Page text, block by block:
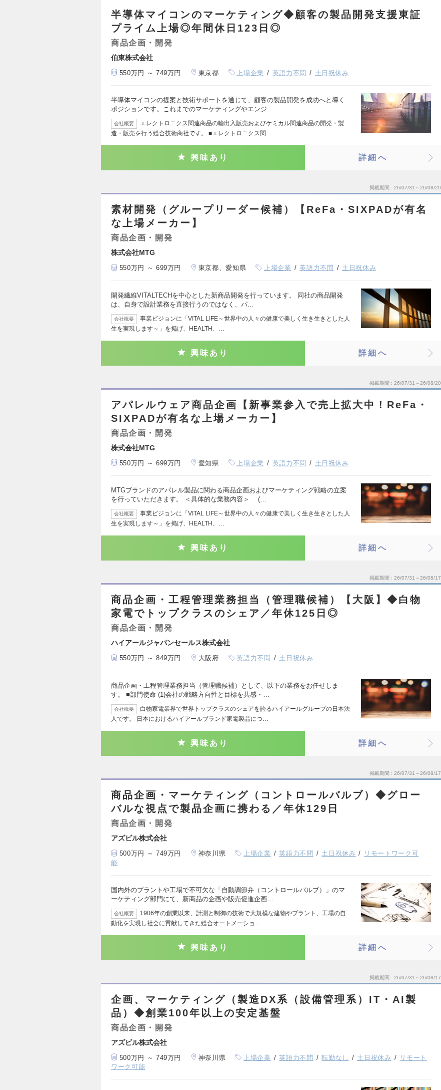
半導体マイコンのマーケティング◆顧客の製品開発支援東証
プライム上場◎年間休日123日◎
商品企画・開発
伯東株式会社
550万円 ～ 749万円 東京都 上場企業 英語力不問 土日祝休み
半導体マイコンの提案と技術サポートを通じて、顧客の製品開発を成功へと導く
ポジションです。これまでのマーケティングやエンジ…
会社概要
エレクトロニクス関連商品の輸出入販売およびケミカル関連商品の開発・製
造・販売を行う総合技術商社です。 ■エレクトロニクス関…
興味あり 詳細へ
掲載期間 26/07/31～26/08/20
素材開発（グループリーダー候補）【ReFa・SIXPADが有名
な上場メーカー】
商品企画・開発
株式会社MTG
550万円 ～ 699万円 東京都、愛知県 上場企業 英語力不問 土日祝休み
開発繊維VITALTECHを中心とした新商品開発を行っています。 同社の商品開発
は、自身で設計業務を直接行うのではなく、パ…
会社概要
事業ビジョンに「VITAL LIFE～世界中の人々の健康で美しく生き生きとした人
生を実現します～」を掲げ、HEALTH、…
興味あり 詳細へ
掲載期間 26/07/31～26/08/20
アパレルウェア商品企画【新事業参入で売上拡大中！ReFa・
SIXPADが有名な上場メーカー】
商品企画・開発
株式会社MTG
550万円 ～ 699万円 愛知県 上場企業 英語力不問 土日祝休み
MTGブランドのアパレル製品に関わる商品企画およびマーケティング戦略の立案
を行っていただきます。 ＜具体的な業務内容＞ (…
会社概要
事業ビジョンに「VITAL LIFE～世界中の人々の健康で美しく生き生きとした人
生を実現します～」を掲げ、HEALTH、…
興味あり 詳細へ
掲載期間 26/07/31～26/08/17
商品企画・工程管理業務担当（管理職候補）【大阪】◆白物
家電でトップクラスのシェア／年休125日◎
商品企画・開発
ハイアールジャパンセールス株式会社
550万円 ～ 849万円 大阪府 英語力不問 土日祝休み
商品企画・工程管理業務担当（管理職候補）として、以下の業務をお任せしま
す。 ■部門使命 (1)会社の戦略方向性と目標を共感・…
会社概要
白物家電業界で世界トップクラスのシェアを誇るハイアールグループの日本法
人です。 日本におけるハイアールブランド家電製品につ…
興味あり 詳細へ
掲載期間 26/07/31～26/08/17
商品企画・マーケティング（コントロールバルブ）◆グロー
バルな視点で製品企画に携わる／年休129日
商品企画・開発
アズビル株式会社
500万円 ～ 749万円 神奈川県 上場企業 英語力不問 土日祝休み
リモートワーク可
能
国内外のプラントや工場で不可欠な「自動調節弁（コントロールバルブ）」のマ
ーケティング部門にて、新商品の企画や販売促進企画…
会社概要
1906年の創業以来、計測と制御の技術で大規模な建物やプラント、工場の自
動化を実現し社会に貢献してきた総合オートメーショ…
興味あり 詳細へ
掲載期間 26/07/31～26/08/17
企画、マーケティング（製造DX系（設備管理系）IT・AI製
品）◆創業100年以上の安定基盤
商品企画・開発
アズビル株式会社
500万円 ～ 749万円 神奈川県 上場企業 英語力不問 転勤なし 土日祝休み
リモート
ワーク可能